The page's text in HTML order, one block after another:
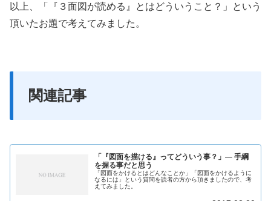
以上、「『３面図が読める』とはどういうこと？」という
頂いたお題で考えてみました。
関連記事
「『図面を描ける』ってどういう事？」― 手綱
を握る事だと思う
「図面をかけるとはどんなことか」「図面をかけるように
なるには」という質問を読者の方から頂きましたので、考
えてみました。